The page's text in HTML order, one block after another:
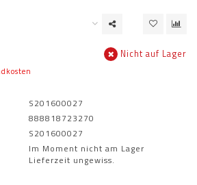
Nicht auf Lager
S201600027
888818723270
S201600027
Im Moment nicht am Lager
Lieferzeit ungewiss.